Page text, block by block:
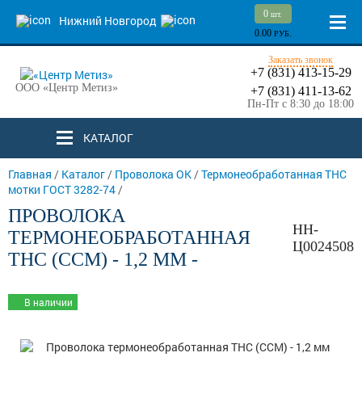
Нижний Новгород 0 шт.
0.00 РУБ.
ООО «Центр Метиз»
Заказать звонок
+7 (831) 413-15-29
+7 (831) 411-13-62
Пн-Пт с 8:30 до 18:00
КАТАЛОГ
Главная / Каталог/ Проволока ОК/Термонеобработанная ТНС
мотки ГОСТ 3282-74/
ПРОВОЛОКА
ТЕРМОНЕОБРАБОТАННАЯ
ТНС (ССМ) - 1,2 ММ -
НН-
Ц0024508
В наличии